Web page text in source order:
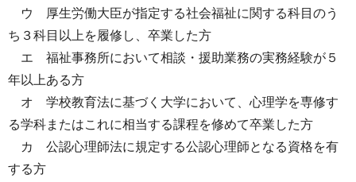
ウ 厚生労働大臣が指定する社会福祉に関する科目のう
ち３科目以上を履修し、卒業した方
エ 福祉事務所において相談・援助業務の実務経験が５
年以上ある方
オ 学校教育法に基づく大学において、心理学を専修す
る学科またはこれに相当する課程を修めて卒業した方
カ 公認心理師法に規定する公認心理師となる資格を有
する方